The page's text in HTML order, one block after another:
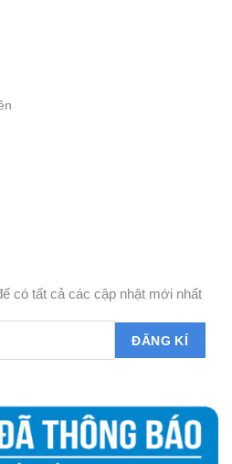
có tất cả các cập nhật mới nhất